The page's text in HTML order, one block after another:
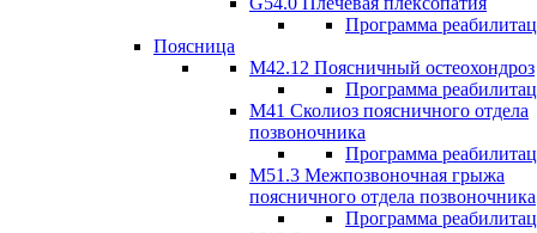
Программа
Поясница
М42.12 Поясничный остеохондроз
Программа
М41 Сколиоз поясничного отдела
позвоночника
Программа
M51.3 Межпозвоночная грыжа
поясничного отдела позвоночника
Программа